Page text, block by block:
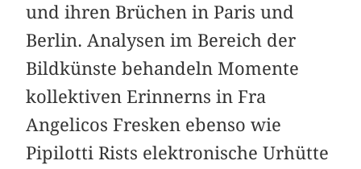
und ihren Brüchen in Paris und
Berlin. Analysen im Bereich der
Bildkünste behandeln Momente
kollektiven Erinnerns in Fra
Angelicos Fresken ebenso wie
Pipilotti Rists elektronische Urhütte